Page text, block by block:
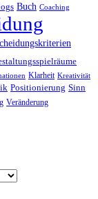
Buch Coaching
Klarheit Kreativität
Positionierung Sinn
Veränderung